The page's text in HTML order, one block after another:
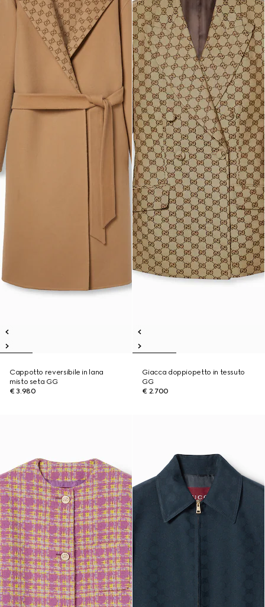
Cappotto reversibile in lana
misto seta GG
€ 3.980
Giacca doppiopetto in tessuto
GG
€ 2.700